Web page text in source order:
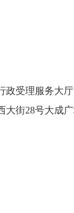
受理服务大厅
街28号大成广